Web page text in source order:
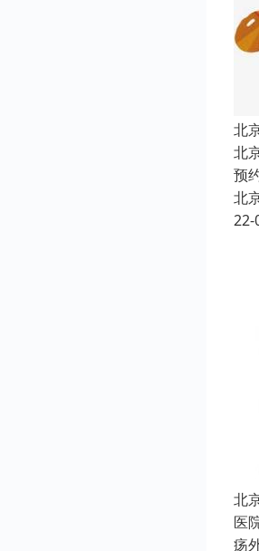
北
北
预
北
22-
北
医
疡